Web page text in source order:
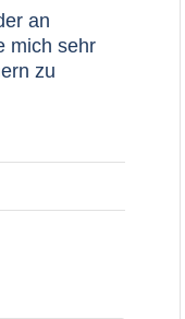
an
mich sehr
zu